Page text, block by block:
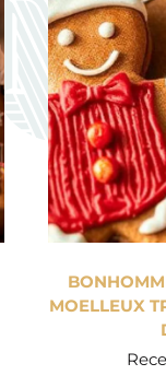
MOELLEUX